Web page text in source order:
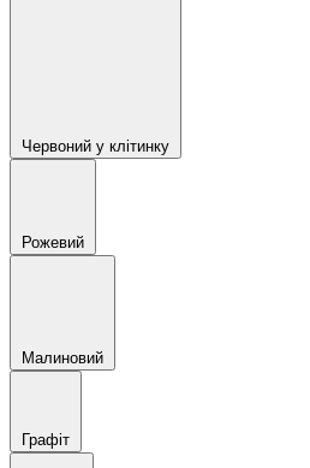
Червоний у клітинку
Рожевий
Малиновий
Графіт